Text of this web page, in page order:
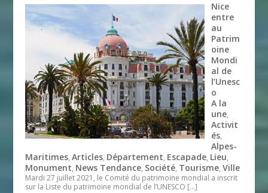
Nice
entre
au
Patrim
oine
Mondi
al de
l’Unesc
o
A la
une,
Activit
és,
Alpes-
Maritimes,Articles, Département, Escapade, Lieu,
Monument, News Tendance, Société, Tourisme,Ville
Mardi 27 juillet 2021, le Comité du patrimoine mondial a inscrit
sur la Liste du patrimoine mondial de l’UNESCO […]